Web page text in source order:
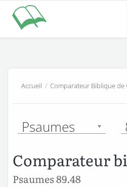
Accueil / Comparateur Biblique de
Psaumes
Comparateur
Psaumes 89.48